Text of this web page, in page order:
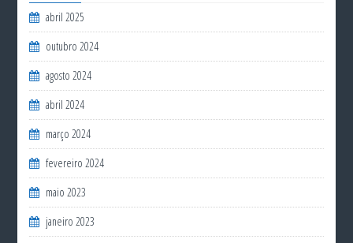
abril 2025
outubro 2024
agosto 2024
abril 2024
março 2024
fevereiro 2024
maio 2023
janeiro 2023